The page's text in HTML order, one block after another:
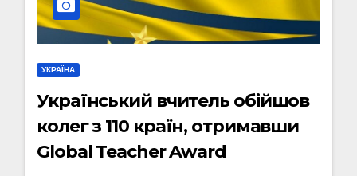
УКРАЇНА
Український вчитель обійшов
колег з 110 країн, отримавши
Global Teacher Award